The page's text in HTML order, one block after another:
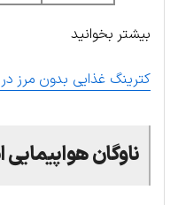
بیشتر بخوانید
کترینگ غذایی بدون مرز در
ناوگان هواپیمایی